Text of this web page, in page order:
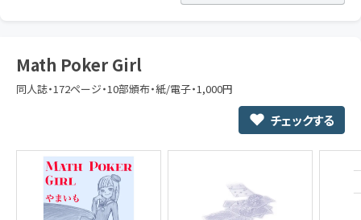
Math Poker Girl
同人誌・172ページ・10部頒布・紙/電子・1,000円
チェックする